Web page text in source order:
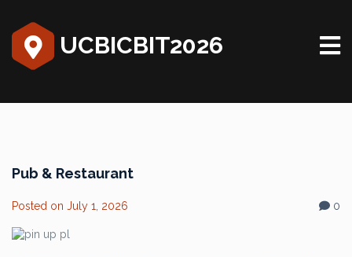
UCBICBIT2026
Pub & Restaurant
Posted on July 1, 2026 0